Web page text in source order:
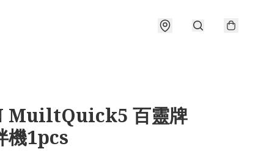
MuiltQuick5 百靈牌
機1pcs